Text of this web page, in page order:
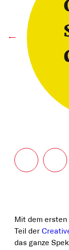
←
Mit dem ersten
Teil der
das ganze